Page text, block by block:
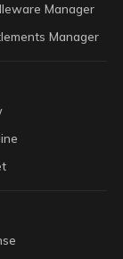
Manager
Manager